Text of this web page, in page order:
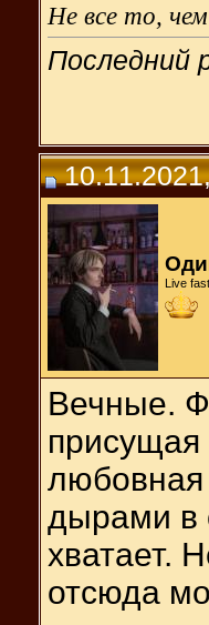
Не все то,
Последний
Live
Вечные.
любовная
дырами в
хватает.
отсюда